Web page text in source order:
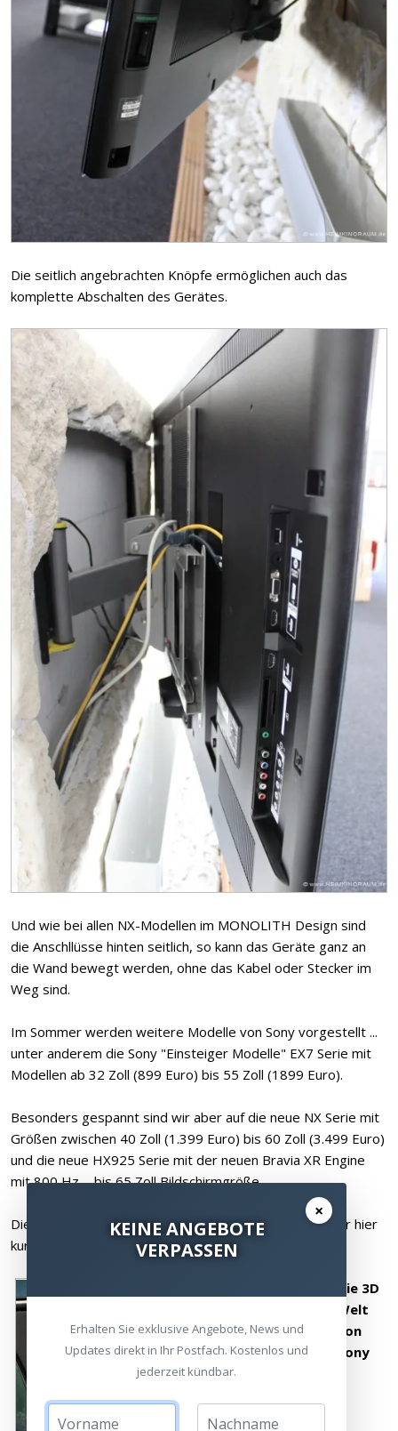
Die seitlich angebrachten Knöpfe ermöglichen auch das
komplette Abschalten des Gerätes.
Und wie bei allen NX-Modellen im MONOLITH Design sind
die Anschllüsse hinten seitlich, so kann das Geräte ganz an
die Wand bewegt werden, ohne das Kabel oder Stecker im
Weg sind.
Im Sommer werden weitere Modelle von Sony vorgestellt ...
unter anderem die Sony "Einsteiger Modelle" EX7 Serie mit
Modellen ab 32 Zoll (899 Euro) bis 55 Zoll (1899 Euro).
Besonders gespannt sind wir aber auf die neue NX Serie mit
Größen zwischen 40 Zoll (1.399 Euro) bis 60 Zoll (3.499 Euro)
und die neue HX925 Serie mit der neuen Bravia XR Engine
mit 800 Hz ... bis 65 Zoll Bildschirmgröße.
Die Geräte verfügen über zahlreiche Funktionen, die wir hier
kurz beschreiben möchten.
Die 3D
Welt
von
Sony
×
KEINE ANGEBOTE
VERPASSEN
Erhalten Sie exklusive Angebote, News und
Updates direkt in Ihr Postfach. Kostenlos und
jederzeit kündbar.